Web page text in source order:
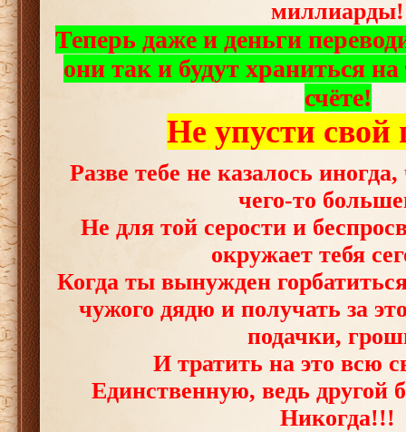
миллиарды!
Теперь даже и деньги
они так и будут храниться
счёте!
Не упусти
Разве тебе не казалось
чего-то
Не для той серости и
окружает тебя
Когда ты вынужден
чужого дядю и получать за
подачки,
И тратить на это всю
Единственную, ведь другой
Никогда!!!